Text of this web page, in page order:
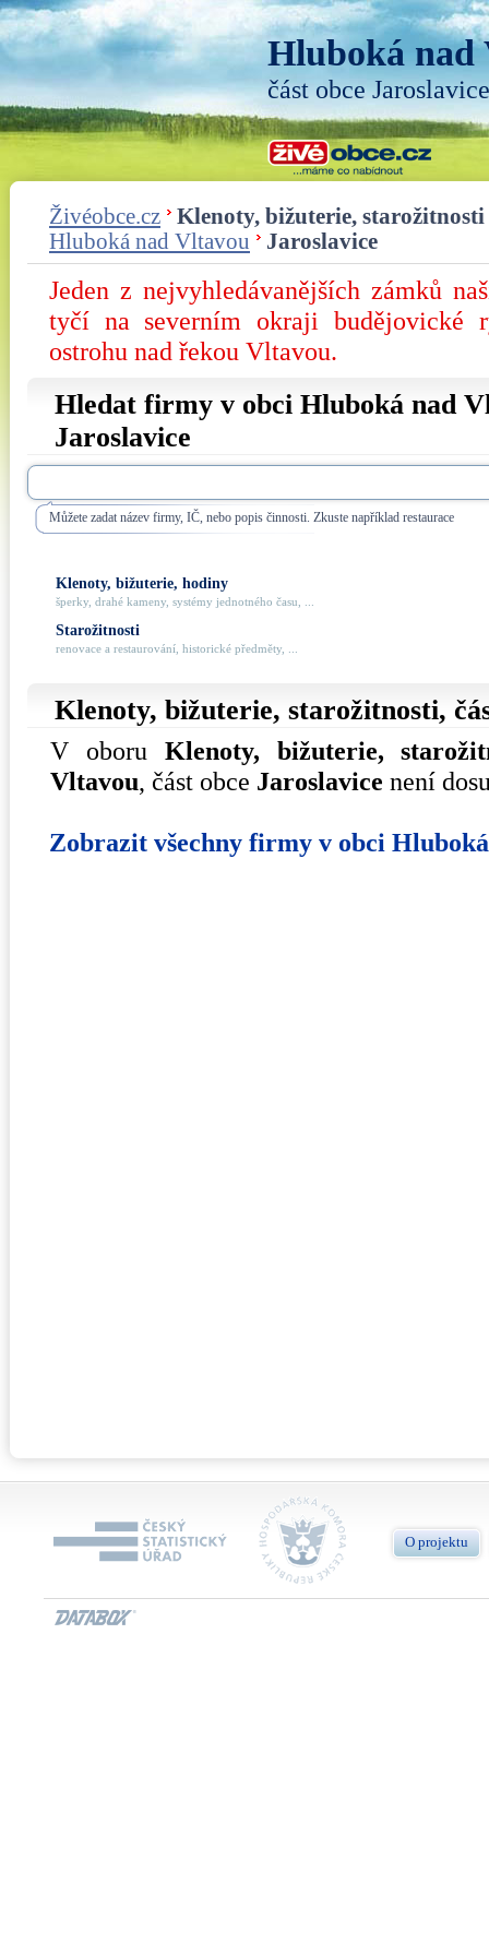
Hluboká nad
část obce Jaroslavice
Živéobce.cz
Klenoty, bižuterie, starožitnosti
Hluboká nad Vltavou
Jaroslavice
Jeden z nejvyhledávanějších zámků
tyčí na severním okraji budějovické
ostrohu nad řekou Vltavou.
Hledat firmy v obci Hluboká nad
Jaroslavice
Můžete zadat název firmy, IČ, nebo popis činnosti. Zkuste například restaurace
Klenoty, bižuterie, hodiny
šperky, drahé kameny, systémy jednotného času, ...
Starožitnosti
renovace a restaurování, historické předměty, ...
Klenoty, bižuterie, starožitnosti,
V oboru Klenoty, bižuterie,
Vltavou, část obce Jaroslavice není
Zobrazit všechny firmy v obci
O projektu